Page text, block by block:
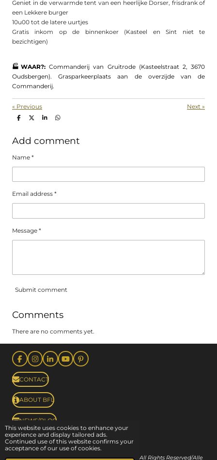
This website uses cookies to enhance your
experience and display tailored ads.
Continued use of this website confirms your
acceptance of our use of cookies.
Geniet in de verwarmde tent van een heerlijke Dorser, frisdrank of
een Lekkere burger
10u00 tot de latere uurtjes
Gratis inkom op de binnenkoer (Kasteel en Sint niet te
bezichtigen)
🏭WAAR?: Commanderij van Gruitrode (Kasteelstraat 2, 3670
Oudsbergen). Grasparkeerplaats aan de overzijde van de
Commanderij.
« Previous Next »
S
e
S
S
e
S
e
Add comment
Name *
Email address *
Message *
Submit comment
Comments
There are no comments yet.
F
a
c
e
b
o
o
k
I
n
s
t
a
g
r
a
m
L
i
d
I
n
Y
o
P
i
CONTACT
ABOUT BFL
NEWS/BLOG
Powered byMelo Pepo
© Copyright 2022-2026 Beers from Limburg All Rights Reserved/Alle